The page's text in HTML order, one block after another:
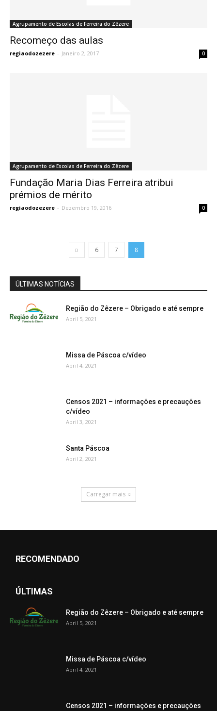
Agrupamento de Escolas de Ferreira do Zêzere
Recomeço das aulas
regiaodozezere - Janeiro 2, 2017 0
Agrupamento de Escolas de Ferreira do Zêzere
Fundação Maria Dias Ferreira atribui
prémios de mérito
regiaodozezere - Dezembro 19, 2016 0
6 7 8
ÚLTIMAS NOTÍCIAS
Região do Zêzere – Obrigado e até sempre
Abril 5, 2021
Missa de Páscoa c/vídeo
Abril 4, 2021
Censos 2021 – informações e precauções
c/vídeo
Abril 3, 2021
Santa Páscoa
Abril 2, 2021
Carregar mais
RECOMENDADO
ÚLTIMAS
Região do Zêzere – Obrigado e até sempre
Abril 5, 2021
Missa de Páscoa c/vídeo
Abril 4, 2021
Censos 2021 – informações e precauções